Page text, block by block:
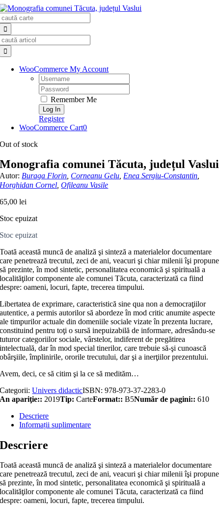
Skip
to
content
WooCommerce My Account
Username:
Password:
Remember Me
Register
WooCommerce Cart0
Out of stock
Monografia comunei Tăcuta, județul Vaslui
Autor: Buraga Florin Corneanu Gelu Enea Sergiu-Constantin
Horghidan Cornel ,Ofileanu Vasile
65,00lei
Stoc epuizat
Stoc epuizat
Toată această muncă de analiză şi sinteză a materialelor documentare
care penetrează trecutul, zeci de ani, veacuri şi chiar milenii îşi propune
să prezinte, în mod sintetic, personalitatea economică şi spirituală a
localităţilor componente ale comunei Tăcuta, caracterizată ca fiind
despre: oameni, locuri, fapte, trecerea timpului.
Libertatea de exprimare, caracteristică sine qua non a democraţiilor
autentice, a permis autorilor să abordeze în mod critic anumite aspecte
ale timpurilor actuale din domeniile sociale vizate în prezenta lucrare,
constituind pentru toţi o sursă inepuizabilă de informare, adresându-se
tuturor categoriilor sociale, vârstelor, indiferent de pregă­tirea
intelectuală, dar în mod special tinerilor, care trebuie să-şi cunoască
obârşiile, împlinirile, ororile trecutului, dar şi a inerţiilor prezentului.
Avem, deci, ce să citim şi la ce să medităm…
Categorii:Univers didacticISBN:978-973-37-2283-0
An apariţie:: 2019Tip: CarteFormat:: B5Număr de pagini:: 610
Descriere
Informații suplimentare
Descriere
Toată această muncă de analiză şi sinteză a materialelor documentare
care penetrează trecutul, zeci de ani, veacuri şi chiar milenii îşi propune
să prezinte, în mod sintetic, personalitatea economică şi spirituală a
localităţilor componente ale comunei Tăcuta, caracterizată ca fiind
despre: oameni, locuri, fapte, trecerea timpului.